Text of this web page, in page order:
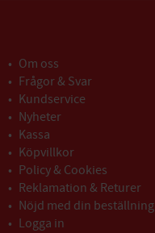
Om oss
Frågor & Svar
Kundservice
Nyheter
Kassa
Köpvillkor
Policy & Cookies
Reklamation & Returer
Nöjd med din beställning
Logga in